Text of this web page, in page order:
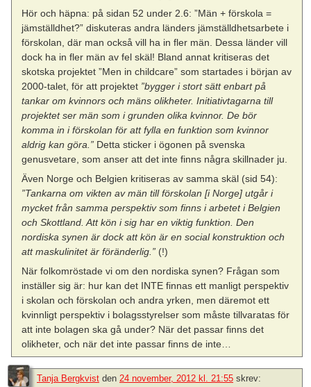
Hör och häpna: på sidan 52 under 2.6: ”Män + förskola =
jämställdhet?” diskuteras andra länders jämställdhetsarbete i
förskolan, där man också vill ha in fler män. Dessa länder vill
dock ha in fler män av fel skäl! Bland annat kritiseras det
skotska projektet ”Men in childcare” som startades i början av
2000-talet, för att projektet ”bygger i stort sätt enbart på
tankar om kvinnors och mäns olikheter. Initiativtagarna till
projektet ser män som i grunden olika kvinnor. De bör
komma in i förskolan för att fylla en funktion som kvinnor
aldrig kan göra.” Detta sticker i ögonen på svenska
genusvetare, som anser att det inte finns några skillnader ju.
Även Norge och Belgien kritiseras av samma skäl (sid 54):
”Tankarna om vikten av män till förskolan [i Norge] utgår i
mycket från samma perspektiv som finns i arbetet i Belgien
och Skottland. Att kön i sig har en viktig funktion. Den
nordiska synen är dock att kön är en social konstruktion och
att maskulinitet är föränderlig.” (!)
När folkomröstade vi om den nordiska synen? Frågan som
inställer sig är: hur kan det INTE finnas ett manligt perspektiv
i skolan och förskolan och andra yrken, men däremot ett
kvinnligt perspektiv i bolagsstyrelser som måste tillvaratas för
att inte bolagen ska gå under? När det passar finns det
olikheter, och när det inte passar finns de inte…
Tanja Bergkvist den 24 november, 2012 kl. 21:55 skrev: